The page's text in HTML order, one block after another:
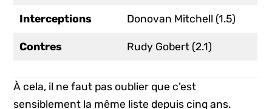
Interceptions Donovan Mitchell (1.5)
Contres Rudy Gobert (2.1)
À cela, il ne faut pas oublier que c’est
sensiblement la même liste depuis cinq ans.